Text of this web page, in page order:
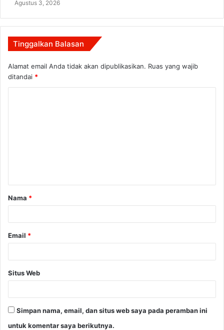
Agustus 3, 2026
Tinggalkan Balasan
Alamat email Anda tidak akan dipublikasikan. Ruas yang wajib
ditandai *
a
r
Nama *
Email *
Situs Web
Simpan nama, email, dan situs web saya pada peramban ini
untuk komentar saya berikutnya.